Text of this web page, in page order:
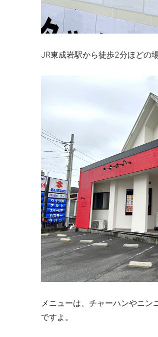
JR東成岩駅から徒歩2分ほどの
メニューは、 チャーハンやニン
ですよ。